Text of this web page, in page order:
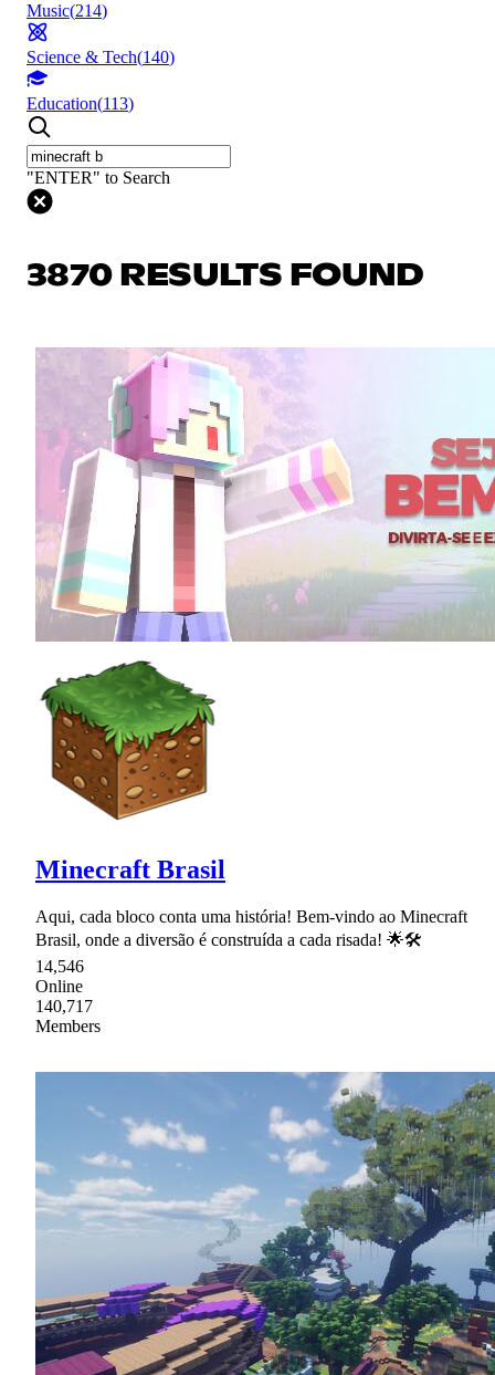
Music(214)
Science & Tech(140)
Education(113)
"ENTER" to Search
3870 RESULTS FOUND
Minecraft Brasil
Aqui, cada bloco conta uma história! Bem-vindo ao Minecraft
Brasil, onde a diversão é construída a cada risada! 🌟🛠
14,546
Online
140,717
Members